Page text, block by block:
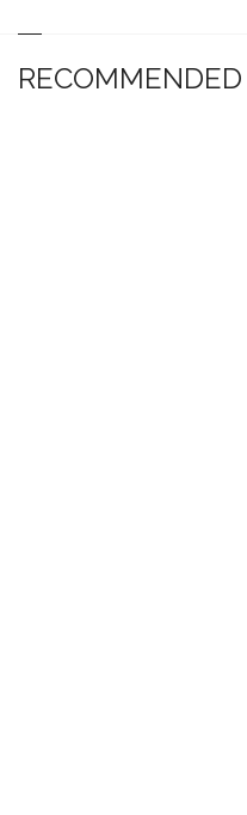
RECOMMENDED